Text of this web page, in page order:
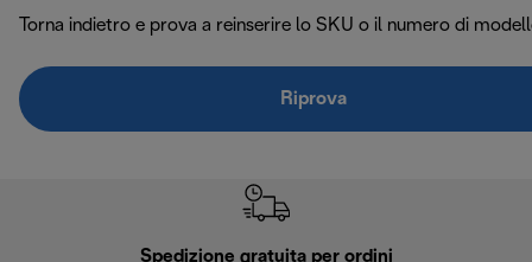
Torna indietro e prova a reinserire lo SKU o il numero di
Riprova
Spedizione gratuita per ordini